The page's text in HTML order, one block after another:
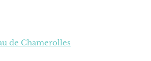
de Chamerolles